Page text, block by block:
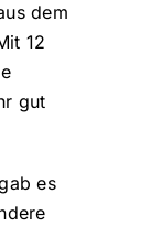
dem
12
gut
es